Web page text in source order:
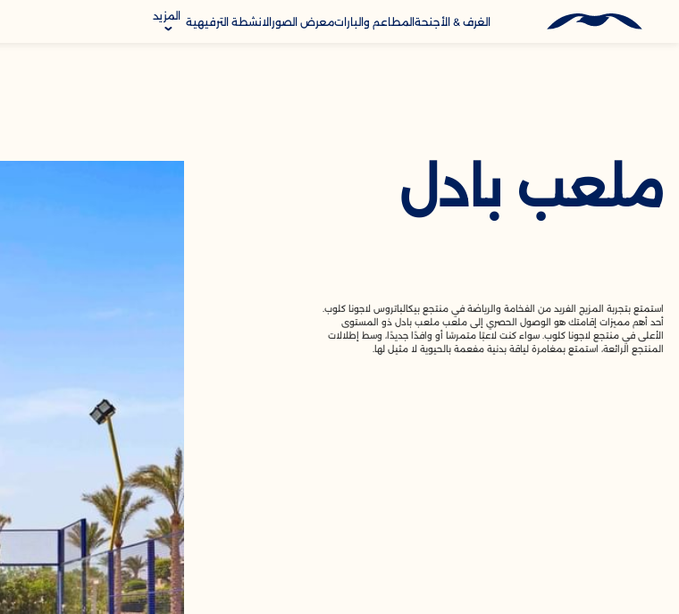
الغرف & الأجنحةالمطاعم والباراتمعرض الصورالانشطة الترفيهية المزيد
ملعب بادل
استمتع بتجربة المزيج الفريد من الفخامة والرياضة في منتجع بيكالباتروس لاجونا كلوب.
أحد أهم مميزات إقامتك هو الوصول الحصري إلى ملعب ملعب بادل ذو المستوى
الأعلى في منتجع لاجونا كلوب. سواء كنت لاعبًا متمرسًا أو وافدًا جديدًا، وسط إطلالات
المنتجع الرائعة، استمتع بمغامرة لياقة بدنية مفعمة بالحيوية لا مثيل لها.